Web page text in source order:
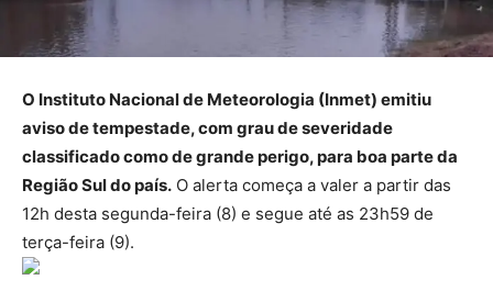
O Instituto Nacional de Meteorologia (Inmet) emitiu
aviso de tempestade, com grau de severidade
classificado como de grande perigo, para boa parte da
Região Sul do país. O alerta começa a valer a partir das
12h desta segunda-feira (8) e segue até as 23h59 de
terça-feira (9).